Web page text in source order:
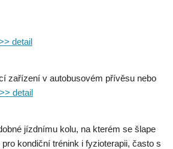
detail
zařízení v autobusovém přívěsu nebo
>> detail
jízdnímu kolu, na kterém se šlape
kondiční trénink i fyzioterapii, často s